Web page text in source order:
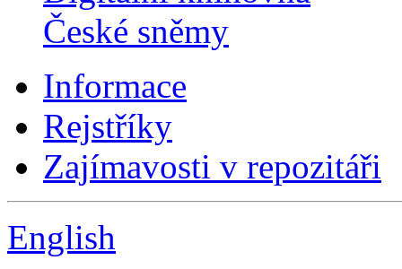
České sněmy
Informace
Rejstříky
Zajímavosti v repozitáři
English